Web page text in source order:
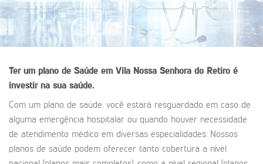
Ter um plano de Saúde em Vila Nossa Senhora do Retiro é
investir na sua saúde.
Com um plano de saúde, você estará resguardado em caso de
alguma emergência hospitalar ou quando houver necessidade
de atendimento médico em diversas especialidades. Nossos
planos de saúde podem oferecer tanto cobertura a nível